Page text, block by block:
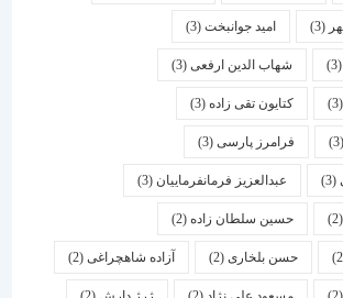
امید جوانبخت(3)
شهاب الدین ارفعی(3)
کتایون تقی زاده(3)
فرامرز پارسی(3)
عبدالعزیز فرمانفرماییان(3)
حسین سلطان زاده(2)
حسن بلخاری(2) آزاده شاهچراغی(2)